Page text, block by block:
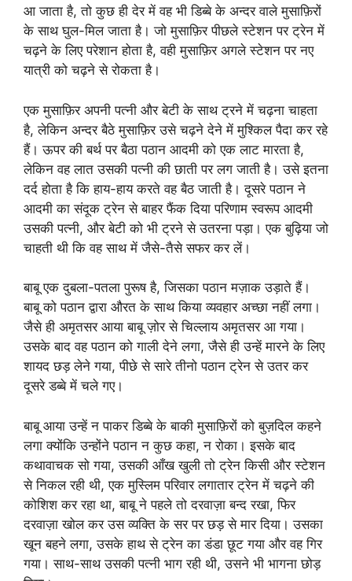
आ जाता है, तो कुछ ही देर में वह भी डिब्बे के अन्दर वाले मुसाफ़िरों
के साथ घुल-मिल जाता है। जो मुसाफ़िर पीछले स्टेशन पर ट्रेन में
चढ़ने के लिए परेशान होता है, वही मुसाफ़िर अगले स्टेशन पर नए
यात्री को चढ़ने से रोकता है।
एक मुसाफ़िर अपनी पत्नी और बेटी के साथ ट्रने में चढ़ना चाहता
है, लेकिन अन्दर बैठे मुसाफ़िर उसे चढ़ने देने में मुश्किल पैदा कर रहे
हैं। ऊपर की बर्थ पर बैठा पठान आदमी को एक लाट मारता है,
लेकिन वह लात उसकी पत्नी की छाती पर लग जाती है। उसे इतना
दर्द होता है कि हाय-हाय करते वह बैठ जाती है। दूसरे पठान ने
आदमी का संदूक ट्रेन से बाहर फैंक दिया परिणाम स्वरूप आदमी
उसकी पत्नी, और बेटी को भी ट्रने से उतरना पड़ा। एक बुढ़िया जो
चाहती थी कि वह साथ में जैसे-तैसे सफर कर लें।
बाबू एक दुबला-पतला पुरूष है, जिसका पठान मज़ाक उड़ाते हैं।
बाबू को पठान द्वारा औरत के साथ किया व्यवहार अच्छा नहीं लगा।
जैसे ही अमृतसर आया बाबू ज़ोर से चिल्लाय अमृतसर आ गया।
उसके बाद वह पठान को गाली देने लगा, जैसे ही उन्हें मारने के लिए
शायद छड़ लेने गया, पीछे से सारे तीनो पठान ट्रेन से उतर कर
दूसरे डब्बे में चले गए।
बाबू आया उन्हें न पाकर डिब्बे के बाकी मुसाफ़िरों को बुज़दिल कहने
लगा क्योंकि उन्होंने पठान न कुछ कहा, न रोका। इसके बाद
कथावाचक सो गया, उसकी आँख खुली तो ट्रेन किसी और स्टेशन
से निकल रही थी, एक मुस्लिम परिवार लगातार ट्रेन में चढ़ने की
कोशिश कर रहा था, बाबू ने पहले तो दरवाज़ा बन्द रखा, फिर
दरवाज़ा खोल कर उस व्यक्ति के सर पर छड़ से मार दिया। उसका
खून बहने लगा, उसके हाथ से ट्रेन का डंडा छूट गया और वह गिर
गया। साथ-साथ उसकी पत्नी भाग रही थी, उसने भी भागना छोड़